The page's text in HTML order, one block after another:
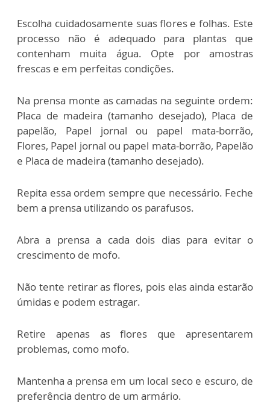
Escolha cuidadosamente suas flores e folhas. Este
processo não é adequado para plantas que
contenham muita água. Opte por amostras
frescas e em perfeitas condições.
Na prensa monte as camadas na seguinte ordem:
Placa de madeira (tamanho desejado), Placa de
papelão, Papel jornal ou papel mata-borrão,
Flores, Papel jornal ou papel mata-borrão, Papelão
e Placa de madeira (tamanho desejado).
Repita essa ordem sempre que necessário. Feche
bem a prensa utilizando os parafusos.
Abra a prensa a cada dois dias para evitar o
crescimento de mofo.
Não tente retirar as flores, pois elas ainda estarão
úmidas e podem estragar.
Retire apenas as flores que apresentarem
problemas, como mofo.
Mantenha a prensa em um local seco e escuro, de
preferência dentro de um armário.